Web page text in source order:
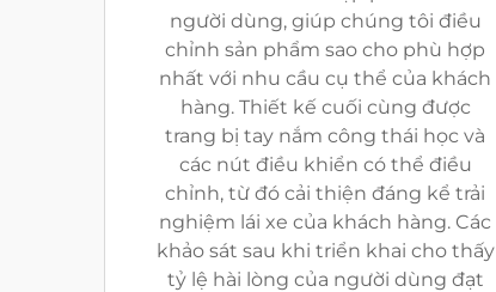
người dùng, giúp chúng tôi điều
chỉnh sản phẩm sao cho phù hợp
nhất với nhu cầu cụ thể của khách
hàng. Thiết kế cuối cùng được
trang bị tay nắm công thái học và
các nút điều khiển có thể điều
chỉnh, từ đó cải thiện đáng kể trải
nghiệm lái xe của khách hàng. Các
khảo sát sau khi triển khai cho thấy
tỷ lệ hài lòng của người dùng đạt